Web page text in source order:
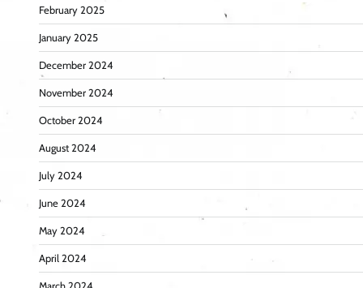
February 2025
January 2025
December 2024
November 2024
October 2024
August 2024
July 2024
June 2024
May 2024
April 2024